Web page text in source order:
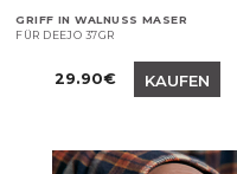
GRIFF IN WALNUSS MASER
FÜR DEEJO 37GR
Preis
29.90€ KAUFEN